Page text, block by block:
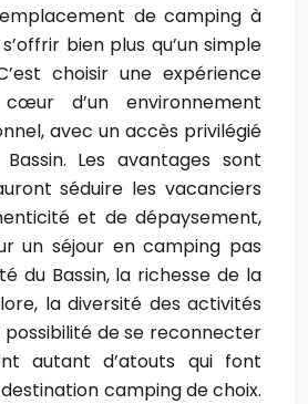
de camping à
bien plus qu’un simple
choisir une expérience
d’un environnement
avec un accès privilégié
Les avantages sont
séduire les vacanciers
et de dépaysement,
un séjour en camping pas
du Bassin, la richesse de la
la diversité des activités
de se reconnecter
autant d’atouts qui font
camping de choix.